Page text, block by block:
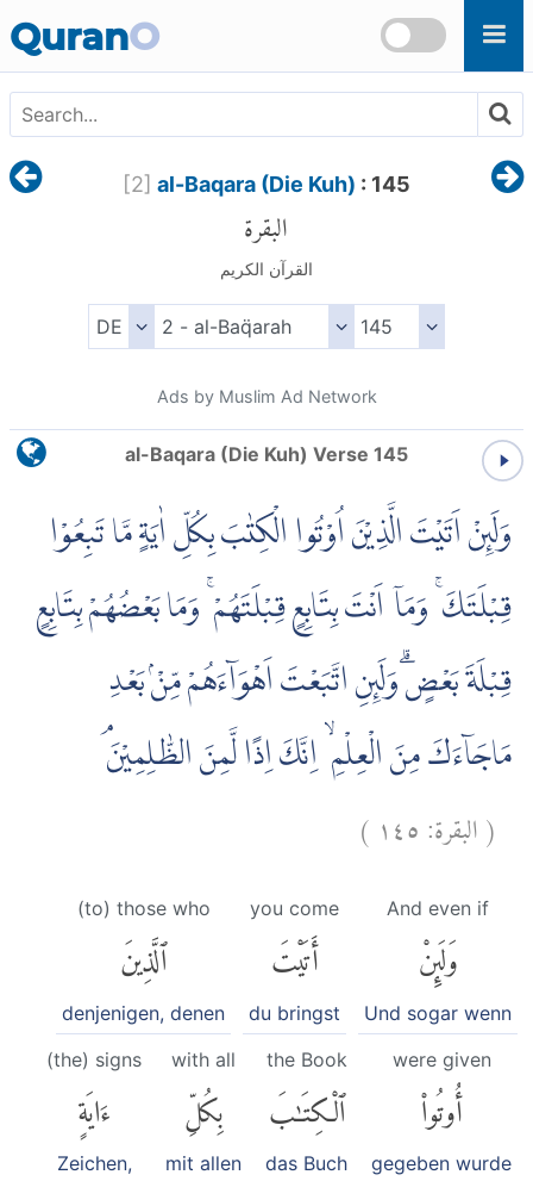
QuranO
[2] al-Baqara (Die Kuh) : 145
البقرة
القرآن الكريم
Ads by Muslim Ad Network
al-Baqara (Die Kuh) Verse 145
وَلَىِٕنْ اَتَيْتَ الَّذِيْنَ اُوْتُوا الْكِتٰبَ بِكُلِّ اٰيَةٍ مَّا تَبِعُوْا
قِبْلَتَكَ ۚ وَمَآ اَنْتَ بِتَابِعٍ قِبْلَتَهُمْ ۚ وَمَا بَعْضُهُمْ بِتَابِعٍ
قِبْلَةَ بَعْضٍۗ وَلَىِٕنِ اتَّبَعْتَ اَهْوَاۤءَهُمْ مِّنْۢ بَعْدِ
مَاجَاۤءَكَ مِنَ الْعِلْمِ ۙ اِنَّكَ اِذًا لَّمِنَ الظّٰلِمِيْنَ ۘ
(البقرة:١٤٥ )
And even if
وَلَئِنْ
Und sogar wenn
you come
أَتَيْتَ
du bringst
(to) those who
ٱلَّذِينَ
denjenigen, denen
were given
أُوتُوا۟
gegeben wurde
the Book
ٱلْكِتَٰبَ
das Buch
with all
بِكُلِّ
mit allen
(the) signs
ءَايَةٍ
Zeichen,